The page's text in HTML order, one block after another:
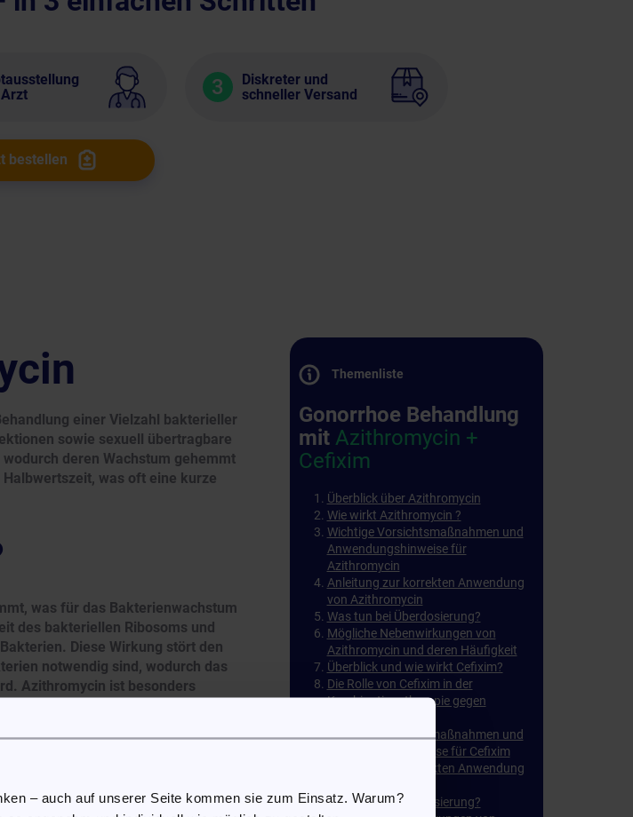
– auch auf unserer Seite kommen sie zum Einsatz. Warum?
3
Diskreter und
schneller Versand
bestellen
einer Vielzahl bakterieller
sowie sexuell übertragbare
deren Wachstum gehemmt
was oft eine kurze
was für das Bakterienwachstum
des bakteriellen Ribosoms und
Diese Wirkung stört den
notwendig sind, wodurch das
Azithromycin ist besonders
sowie gegen einige atypische
Themenliste
Gonorrhoe Behandlung
mit Azithromycin +
Cefixim
Überblick über Azithromycin
Wie wirkt Azithromycin ?
Wichtige Vorsichtsmaßnahmen und
Anwendungshinweise für
Azithromycin
Anleitung zur korrekten Anwendung
von Azithromycin
Was tun bei Überdosierung?
Mögliche Nebenwirkungen von
Azithromycin und deren Häufigkeit
Überblick und wie wirkt Cefixim?
Die Rolle von Cefixim in der
Kombinationstherapie gegen
Wichtige Vorsichtsmaßnahmen und
Anwendungshinweise für Cefixim
Anleitung zur korrekten Anwendung
Was tun bei Überdosierung?